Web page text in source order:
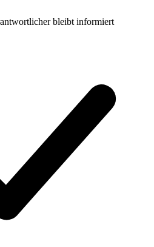
bleibt informiert